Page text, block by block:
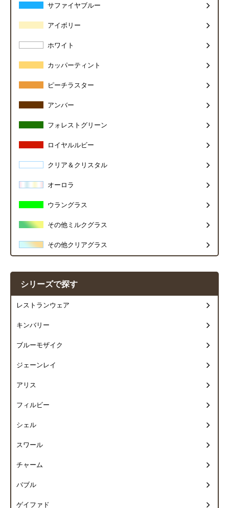
サファイヤブルー
アイボリー
ホワイト
カッパーティント
ピーチラスター
アンバー
フォレストグリーン
ロイヤルルビー
クリア＆クリスタル
オーロラ
ウラングラス
その他ミルクグラス
その他クリアグラス
シリーズで探す
レストランウェア
キンバリー
ブルーモザイク
ジェーンレイ
アリス
フィルビー
シェル
スワール
チャーム
バブル
ゲイファド